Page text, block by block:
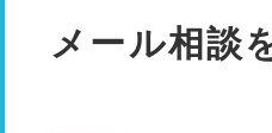
メール相談